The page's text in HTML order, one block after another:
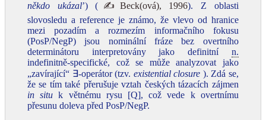
někdo ukázal’) ( ✍Beck(ová), 1996). Z oblasti
slovosledu a reference je známo, že vlevo od hranice
mezi pozadím a rozmezím informačního fokusu
(PosP/NegP) jsou nominální fráze bez overtního
determinátoru interpretovány jako definitní n.
indefinitně-specifické, což se může analyzovat jako
„zavírající“ ∃-operátor (tzv. existential closure ). Zdá se,
že se tím také přerušuje vztah českých tázacích zájmen
in situ k větnému rysu [Q], což vede k overtnímu
přesunu doleva před PosP/NegP.